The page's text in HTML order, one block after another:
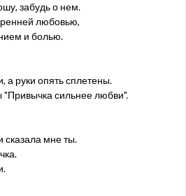
забудь о нем.
любовью,
и болью.
а руки опять сплетены.
"Привычка сильнее любви".
сказала мне ты.